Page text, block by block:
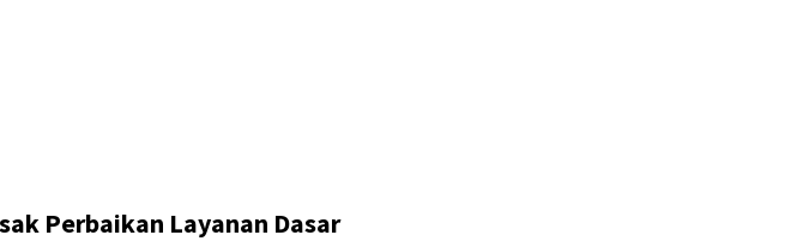
Perbaikan Layanan Dasar